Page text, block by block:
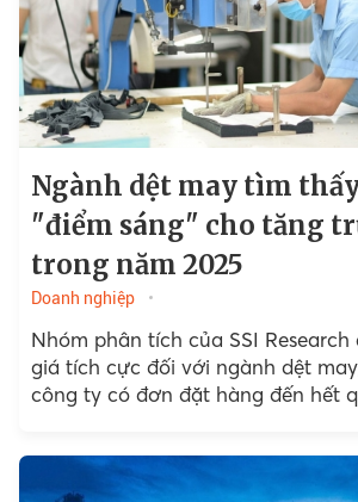
Ngành dệt may tìm
"điểm sáng" cho tăng
trong năm 2025
Doanh nghiệp
Nhóm phân tích của SSI
giá tích cực đối với ngành dệt
công ty có đơn đặt hàng đến hết